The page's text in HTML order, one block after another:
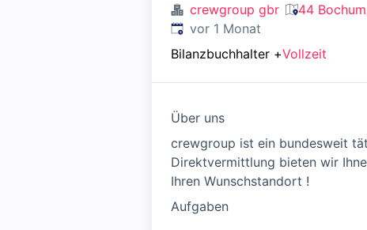
crewgroup gbr
44
Veröffentlicht:
vor 1 Monat
Bilanzbuchhalter +Vollzeit
Über uns
crewgroup ist ein bundesweit
Direktvermittlung bieten wir
Ihren Wunschstandort !
Aufgaben